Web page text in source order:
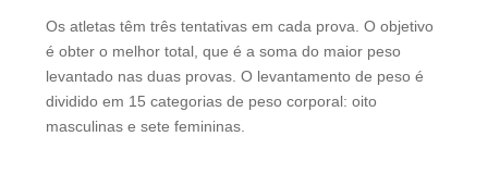
Os atletas têm três tentativas em cada prova. O objetivo
é obter o melhor total, que é a soma do maior peso
levantado nas duas provas. O levantamento de peso é
dividido em 15 categorias de peso corporal: oito
masculinas e sete femininas.